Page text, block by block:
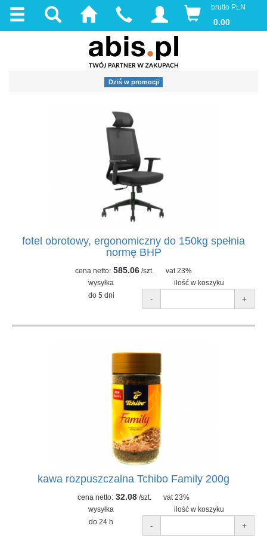
brutto PLN
0.00
Dziś w promocji
fotel obrotowy, ergonomiczny do 150kg spełnia
normę BHP
cena netto: 585.06 /szt.
vat 23%
wysyłka
ilość w koszyku
do 5 dni
- +
kawa rozpuszczalna Tchibo Family 200g
cena netto: 32.08 /szt.
vat 23%
wysyłka
ilość w koszyku
do 24 h
- +